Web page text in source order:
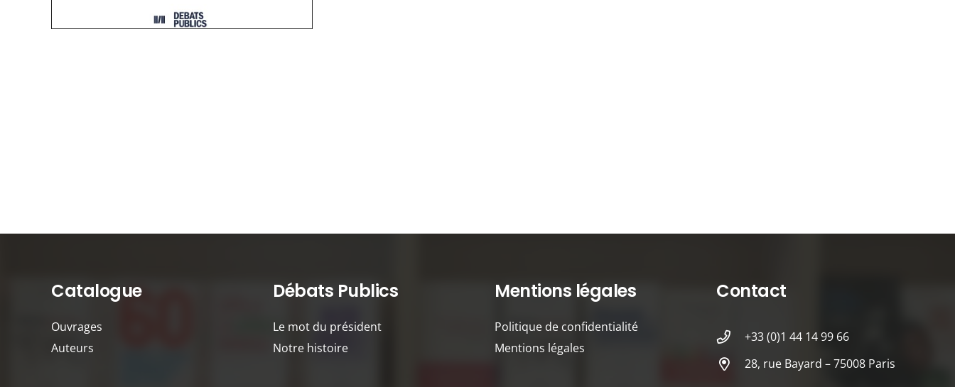
Catalogue
Ouvrages
Auteurs
Débats Publics
Le mot du président
Notre histoire
Mentions légales
Politique de confidentialité
Mentions légales
Contact
+33 (0)1 44 14 99 66
28, rue Bayard – 75008 Paris